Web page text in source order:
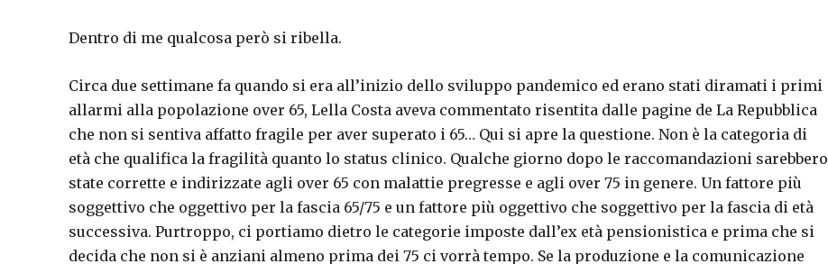
Dentro di me qualcosa però si ribella.
Circa due settimane fa quando si era all’inizio dello sviluppo pandemico ed erano stati diramati i primi
allarmi alla popolazione over 65, Lella Costa aveva commentato risentita dalle pagine de La Repubblica
che non si sentiva affatto fragile per aver superato i 65… Qui si apre la questione. Non è la categoria di
età che qualifica la fragilità quanto lo status clinico. Qualche giorno dopo le raccomandazioni sarebbero
state corrette e indirizzate agli over 65 con malattie pregresse e agli over 75 in genere. Un fattore più
soggettivo che oggettivo per la fascia 65/75 e un fattore più oggettivo che soggettivo per la fascia di età
successiva. Purtroppo, ci portiamo dietro le categorie imposte dall’ex età pensionistica e prima che si
decida che non si è anziani almeno prima dei 75 ci vorrà tempo. Se la produzione e la comunicazione